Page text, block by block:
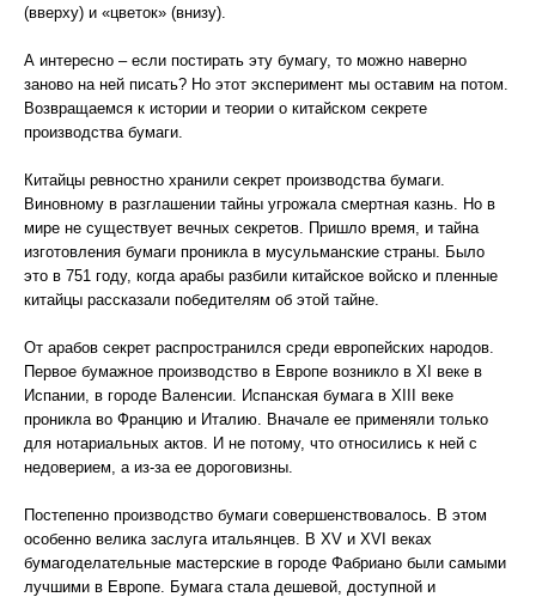
(вверху) и «цветок» (внизу).
А интересно – если постирать эту бумагу, то можно наверно
заново на ней писать? Но этот эксперимент мы оставим на потом.
Возвращаемся к истории и теории о китайском секрете
производства бумаги.
Китайцы ревностно хранили секрет производства бумаги.
Виновному в разглашении тайны угрожала смертная казнь. Но в
мире не существует вечных секретов. Пришло время, и тайна
изготовления бумаги проникла в мусульманские страны. Было
это в 751 году, когда арабы разбили китайское войско и пленные
китайцы рассказали победителям об этой тайне.
От арабов секрет распространился среди европейских народов.
Первое бумажное производство в Европе возникло в XI веке в
Испании, в городе Валенсии. Испанская бумага в XIII веке
проникла во Францию и Италию. Вначале ее применяли только
для нотариальных актов. И не потому, что относились к ней с
недоверием, а из-за ее дороговизны.
Постепенно производство бумаги совершенствовалось. В этом
особенно велика заслуга итальянцев. В XV и XVI веках
бумагоделательные мастерские в городе Фабриано были самыми
лучшими в Европе. Бумага стала дешевой, доступной и